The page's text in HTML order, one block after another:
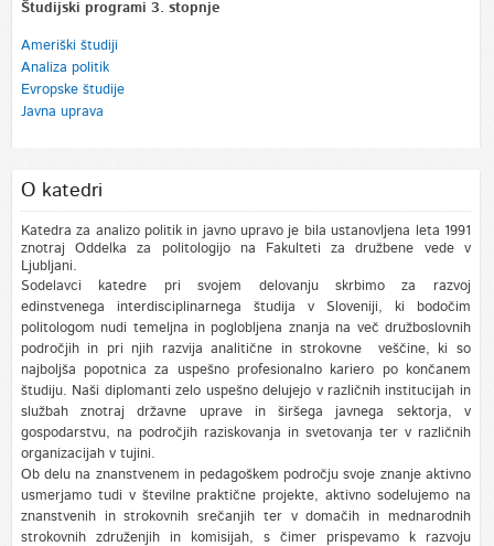
Študijski programi 3. stopnje
Ameriški študiji
Analiza politik
Evropske študije
Javna uprava
O katedri
Katedra za analizo politik in javno upravo je bila ustanovljena leta 1991
znotraj Oddelka za politologijo na Fakulteti za družbene vede v
Ljubljani.
Sodelavci katedre pri svojem delovanju skrbimo za razvoj
edinstvenega interdisciplinarnega študija v Sloveniji, ki bodočim
politologom nudi temeljna in poglobljena znanja na več družboslovnih
področjih in pri njih razvija analitične in strokovne veščine, ki so
najboljša popotnica za uspešno profesionalno kariero po končanem
študiju. Naši diplomanti zelo uspešno delujejo v različnih institucijah in
službah znotraj državne uprave in širšega javnega sektorja, v
gospodarstvu, na področjih raziskovanja in svetovanja ter v različnih
organizacijah v tujini.
Ob delu na znanstvenem in pedagoškem področju svoje znanje aktivno
usmerjamo tudi v številne praktične projekte, aktivno sodelujemo na
znanstvenih in strokovnih srečanjih ter v domačih in mednarodnih
strokovnih združenjih in komisijah, s čimer prispevamo k razvoju